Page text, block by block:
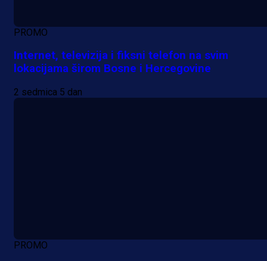
PROMO
Internet, televizija i fiksni telefon na svim
lokacijama širom Bosne i Hercegovine
2 sedmica 5 dan
PROMO